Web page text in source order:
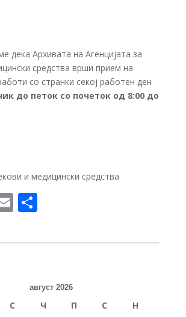
дека Архивата на Агенцијата за
средства врши прием на
со странки секој работен ден
до петок со почеток од 8:00 до
и медицински средства
E
ai
S
ar
август 2026
С Ч П С Н